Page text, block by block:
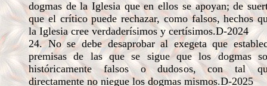
dogmas de la Iglesia que en ellos se apoyan; de
que el crítico puede rechazar, como falsos, hechos
la Iglesia cree verdaderísimos y certísimos.D-2024
24. No se debe desaprobar al exegeta que
premisas de las que se sigue que los dogmas
históricamente falsos o dudosos, con tal
directamente no niegue los dogmas mismos.D-2025